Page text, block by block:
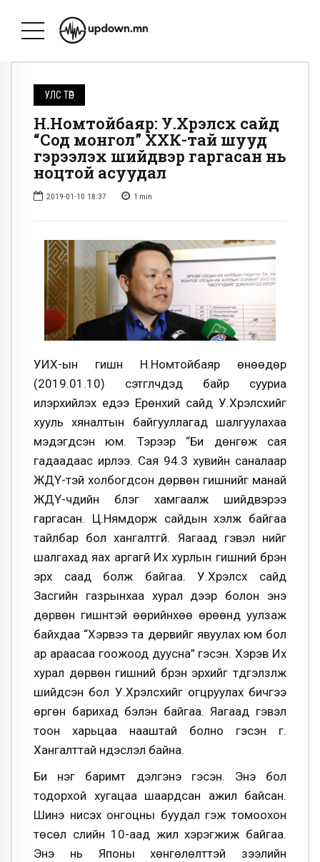
УЛС ТӨР
Н.Номтойбаяр: У.Хүрэлсүх сайд
“Сод монгол” ХХК-тай шууд
гэрээлэх шийдвэр гаргасан нь
ноцтой асуудал
2019-01-10 18:37 1 min
УИХ-ын гишүүн Н.Номтойбаяр өнөөдөр
(2019.01.10) сэтгүүлчдэд байр сууриа
илэрхийлэх үедээ Ерөнхий сайд У.Хүрэлсүхийг
хууль хяналтын байгууллагад шалгуулахаа
мэдэгдсэн юм. Тэрээр “Би дөнгөж сая
гадаадаас ирлээ. Сая 94.3 хувийн саналаар
ЖДҮ-тэй холбогдсон дөрвөн гишүүнийг манай
ЖДҮ-чдийн бүлэг хамгаалж шийдвэрээ
гаргасан. Ц.Нямдорж сайдын хэлж байгаа
тайлбар бол хангалтгүй. Яагаад гэвэл үүнийг
шалгахад яах аргагүй Их хурлын гишүүний бүрэн
эрх саад болж байгаа. У.Хүрэлсүх сайд
Засгийн газрынхаа хурал дээр болон энэ
дөрвөн гишүүнтэй өөрийнхөө өрөөнд уулзаж
байхдаа “Хэрвээ та дөрвийг явуулах юм бол
ар араасаа гоожоод дуусна” гэсэн. Хэрэв Их
хурал дөрвөн гишүүний бүрэн эрхийг түдгэлзүүлж
шийдсэн бол У.Хүрэлсүхийг огцруулах бичгээ
өргөн барихад бэлэн байгаа. Яагаад гэвэл
тоон харьцаа нааштай болно гэсэн үг.
Хангалттай үндэслэл байна.
Би нэг баримт дэлгэнэ гэсэн. Энэ бол
тодорхой хугацаа шаардсан ажил байсан.
Шинэ нисэх онгоцны буудал гэж томоохон
төсөл сүүлийн 10-аад жил хэрэгжиж байгаа.
Энэ нь Японы хөнгөлөлттэй зээлийн